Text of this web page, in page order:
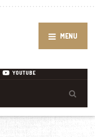
MENU
YOUTUBE